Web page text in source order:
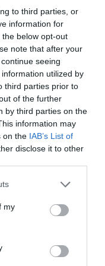
to third parties, or
information for
below opt-out
note that after your
seeing
utilized by
third parties prior to
of the further
by third parties on the
information may
on the IAB’s List of
disclose it to other
or more Google
You may click to
third-party tags to
in below Google
my
ΕΥΒΟΙΑ